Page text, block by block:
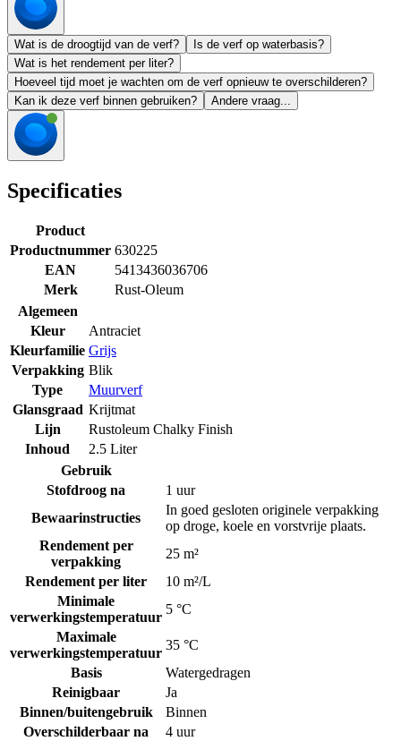
Wat is de droogtijd van de verf?
Is de verf op waterbasis?
Wat is het rendement per liter?
Hoeveel tijd moet je wachten om de verf opnieuw te overschilderen?
Kan ik deze verf binnen gebruiken?
Andere vraag...
Specificaties
Product
Productnummer 630225
EAN
5413436036706
Merk
Rust-Oleum
Algemeen
Kleur
Antraciet
Kleurfamilie Grijs
Verpakking Blik
Type
Muurverf
Glansgraad Krijtmat
Lijn
Rustoleum Chalky Finish
Inhoud
2.5 Liter
Gebruik
Stofdroog na
1 uur
Bewaarinstructies
In goed gesloten originele verpakking
op droge, koele en vorstvrije plaats.
Rendement per
verpakking
25 m²
Rendement per liter
10 m²/L
Minimale
verwerkingstemperatuur
5 °C
Maximale
verwerkingstemperatuur
35 °C
Basis
Watergedragen
Reinigbaar
Ja
Binnen/buitengebruik
Binnen
Overschilderbaar na
4 uur